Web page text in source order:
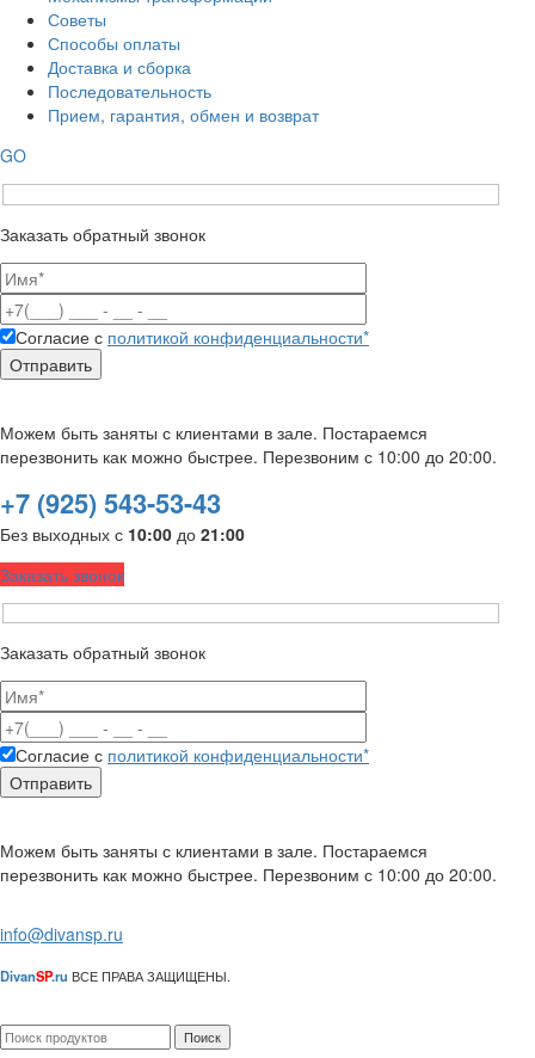
Советы
Способы оплаты
Доставка и сборка
Последовательность
Прием, гарантия, обмен и возврат
GO
Заказать обратный звонок
Согласие с политикой конфиденциальности*
Можем быть заняты с клиентами в зале. Постараемся
перезвонить как можно быстрее. Перезвоним с 10:00 до 20:00.
+7 (925) 543-53-43
Без выходных с 10:00 до 21:00
Заказать звонок
Заказать обратный звонок
Согласие с политикой конфиденциальности*
Можем быть заняты с клиентами в зале. Постараемся
перезвонить как можно быстрее. Перезвоним с 10:00 до 20:00.
info@divansp.ru
DivanSP.ru ВСЕ ПРАВА ЗАЩИЩЕНЫ.
Поиск